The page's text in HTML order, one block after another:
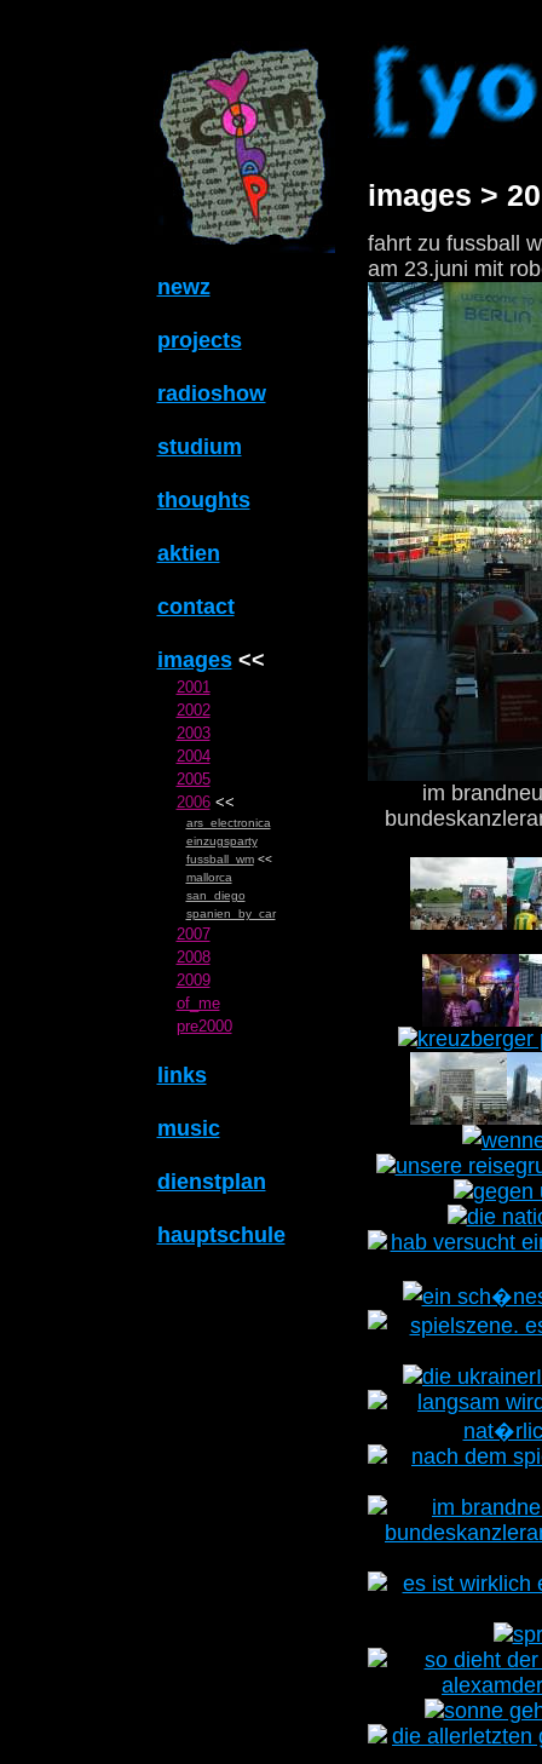
newz
projects
radioshow
studium
thoughts
aktien
contact
images<<
2001
2002
2003
2004
2005
2006<<
ars_electronica
einzugsparty
fussball_wm<<
mallorca
san_diego
spanien_by_car
2007
2008
2009
of_me
pre2000
links
music
dienstplan
hauptschule
images >
fahrt zu fussball
am 23.juni mit
im